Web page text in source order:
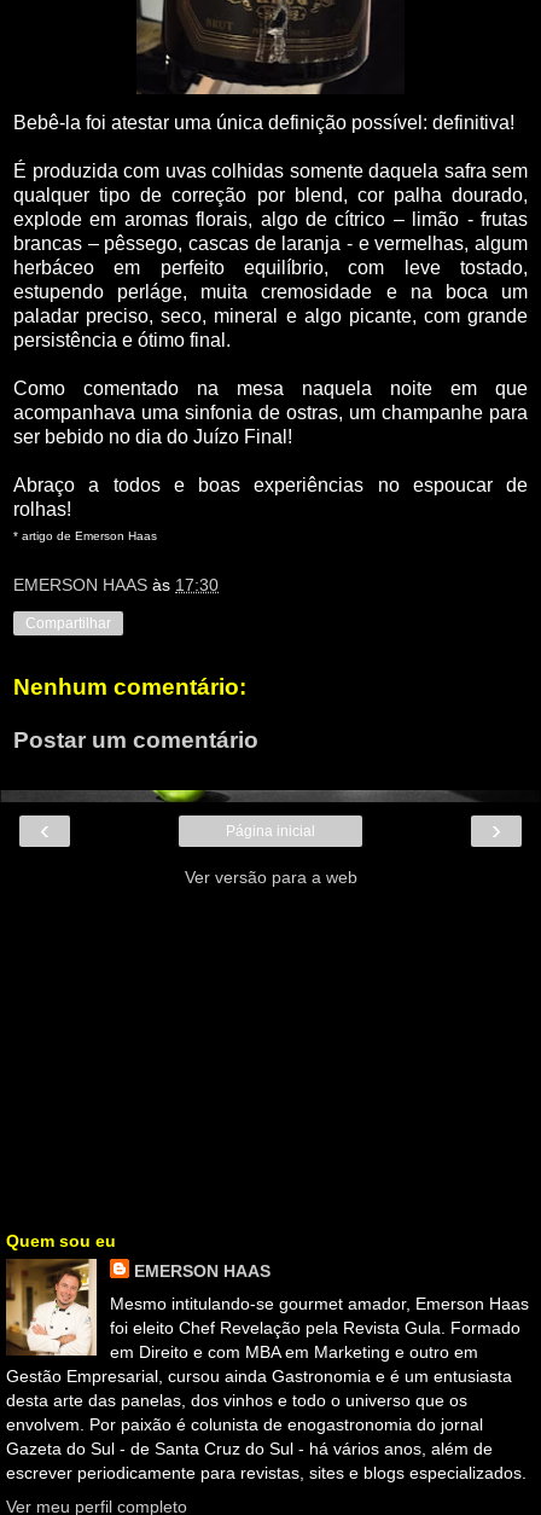
Bebê-la foi atestar uma única definição possível: definitiva!
É produzida com uvas colhidas somente daquela safra sem
qualquer tipo de correção por blend, cor palha dourado,
explode em aromas florais, algo de cítrico – limão - frutas
brancas – pêssego, cascas de laranja - e vermelhas, algum
herbáceo em perfeito equilíbrio, com leve tostado,
estupendo perláge, muita cremosidade e na boca um
paladar preciso, seco, mineral e algo picante, com grande
persistência e ótimo final.
Como comentado na mesa naquela noite em que
acompanhava uma sinfonia de ostras, um champanhe para
ser bebido no dia do Juízo Final!
Abraço a todos e boas experiências no espoucar de
rolhas!
* artigo de Emerson Haas
EMERSON HAAS às 17:30
Compartilhar
Nenhum comentário:
Postar um comentário
‹ ›
Página inicial
Ver versão para a web
Quem sou eu
EMERSON HAAS
Mesmo intitulando-se gourmet amador, Emerson Haas
foi eleito Chef Revelação pela Revista Gula. Formado
em Direito e com MBA em Marketing e outro em
Gestão Empresarial, cursou ainda Gastronomia e é um entusiasta
desta arte das panelas, dos vinhos e todo o universo que os
envolvem. Por paixão é colunista de enogastronomia do jornal
Gazeta do Sul - de Santa Cruz do Sul - há vários anos, além de
escrever periodicamente para revistas, sites e blogs especializados.
Ver meu perfil completo